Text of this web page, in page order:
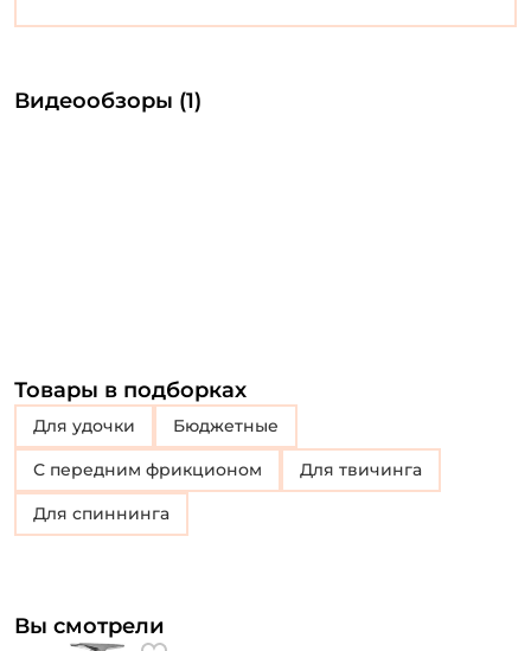
Видеообзоры (1)
Товары в подборках
Для удочки Бюджетные
с передним фрикционом для твичинга
Для спиннинга
Вы смотрели